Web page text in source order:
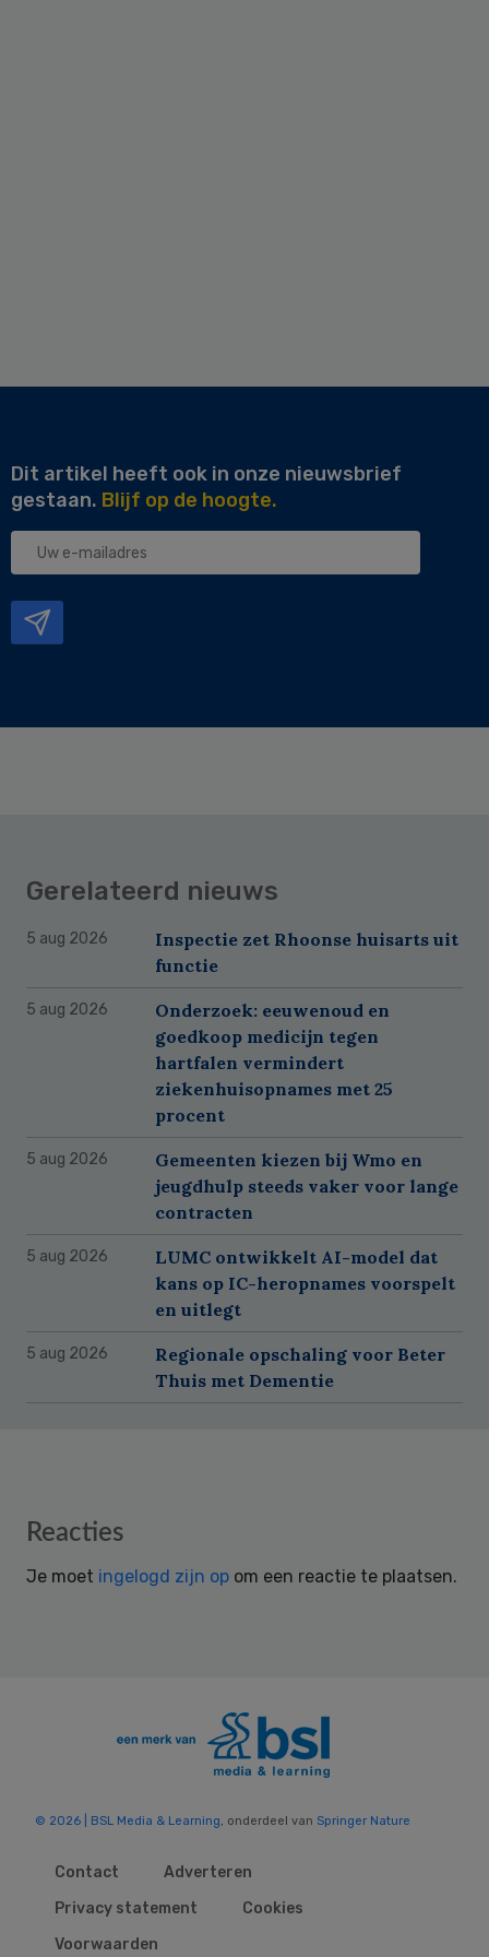
Dit artikel heeft ook in onze nieuwsbrief
gestaan. Blijf op de hoogte.
Uw
Gerelateerd nieuws
5 aug 2026
Inspectie zet Rhoonse huisarts uit
functie
5 aug 2026
Onderzoek: eeuwenoud en
goedkoop medicijn tegen
hartfalen vermindert
ziekenhuisopnames met 25
procent
5 aug 2026
Gemeenten kiezen bij Wmo en
jeugdhulp steeds vaker voor lange
contracten
5 aug 2026
LUMC ontwikkelt AI-model dat
kans op IC-heropnames voorspelt
en uitlegt
5 aug 2026
Regionale opschaling voor Beter
Thuis met Dementie
Reader
Reacties
Je moet ingelogd zijn op om een reactie te plaatsen.
© 2026 | BSL Media & Learning, onderdeel van Springer Nature
Contact
Adverteren
Privacy statement
Cookies
Voorwaarden